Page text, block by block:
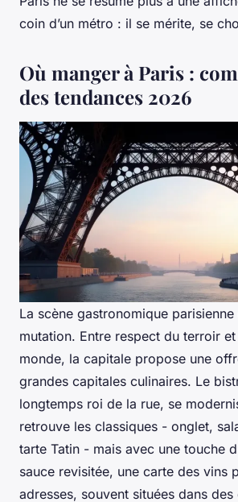
coin d’un métro : il se mérite, se
Où manger à Paris :
des tendances 2026
La scène gastronomique
mutation. Entre respect du terroir
monde, la capitale propose une
grandes capitales culinaires. Le
longtemps roi de la rue, se
retrouve les classiques - onglet,
tarte Tatin - mais avec une touche
sauce revisitée, une carte des vins
adresses, souvent situées dans